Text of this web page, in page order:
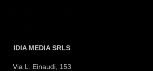
IDIA MEDIA SRLS
Via L. Einaudi, 153